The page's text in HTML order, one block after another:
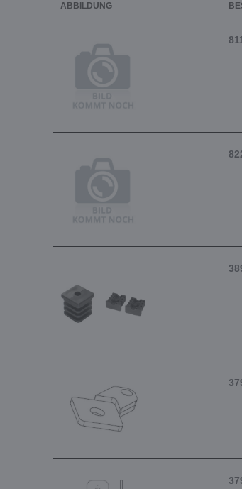
ABBILDUNG